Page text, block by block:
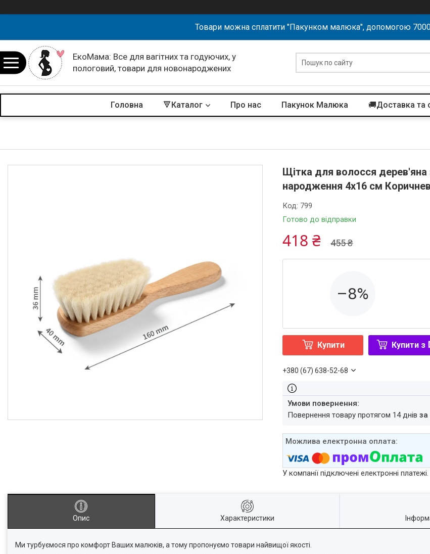
Товари можна сплатити "Пакунком малюка", допомогою
ЕкоМама: Все для вагітних та годуючих, у
пологовий, товари для новонароджених
Головна 🔻Каталог Про нас Пакунок Малюка 🚚Доставка та
Щітка для волосся
народження 4х16 см
Готово до відправки
Код: 799
455 ₴
418 ₴
–8%
Купити Купити з
+380 (67) 638-52-68
повернення товару протягом 14 днів
У компанії підключені електронні
Опис Характеристики
Ми турбуємося про комфорт Ваших малюків, а тому пропонуємо товари найвищої якості.